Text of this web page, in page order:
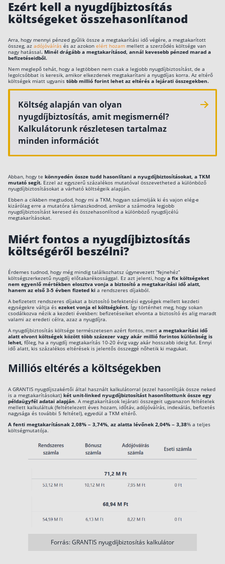
Rólunk
Kapcsolat
Karrier
Szabad felhasználású hitel
Hitelkiváltás
Vagyonbiztosítások
Kötelező biztosítás (KGFB)
Casco
Utasbiztosítás
Lakásbiztosítás: válaszok az 50 leggyakoribb
kérdésre
Minősített Fogyasztóbarát Otthonbiztosítás
útmutató
Adójóváírással
vegyes
életbiztosítás
5,00% 4,22% 3,72%
Groupama
Easy
Nyugdíjbiztosítás
nyugdíjbiztosításként)
9,55% 9,70% 9,13%
Groupama
Nyugdíjbiztosítás
(befektetési
egységekhez
kötött
nyugdíjbiztosításként)
1,89% –
2,98%
1,83% –
2,92%
Groupama
3,24% –
2,38% –
1,91% –
Groupama
Next
Nyugdíjbiztosítás
(hagyományos
nyugdíjbiztosításként)
9,55% 9,70% 9,13%
Groupama
Next
Nyugdíjbiztosítás
1,89% –
2,98%
1,83% –
2,92%
1,79% –
2,91%
rendszeres
díjas
nyugdíjbiztosítás
3
2,97% –
3,67%
2,78% –
3,47%
2,64% –
3,33%
PostaNyugdíj
Aranytartalék
4,48%
PostaNyugdíj
Prémium
2,77% 2,49% 2,25%
MetLife
Nyugdíjprogram
4,09% –
5,22%
3,31% –
4,48%
MetLife
Nyugdíjprogram
€
4,05% –
4,92%
3,56% –
4,46%
3,16% –
4,06%
Motiva
3,50% –
5,24%
3,14% –
2,85% –
EUR Motiva
3,34% –
3,00% –
4,66%
2,75% –
5,39%
4,12% –
3,09% –
Ezért kell a nyugdíjbiztosítás
költségeket összehasonlítanod
Arra, hogy mennyi pénzed gyűlik össze a megtakarítási idő végére, a megtakarított
összeg, az adójóváírás és az azokon elért hozam mellett a szerződés költsége van
nagy hatással. Minél drágább a megtakarításod, annál kevesebb pénzed marad a
befizetéseidből.
Nem meglepő tehát, hogy a legtöbben nem csak a legjobb nyugdíjbiztosítást, de a
legolcsóbbat is keresik, amikor elkezdenek megtakarítani a nyugdíjas korra. Az eltérő
költségek miatt ugyanis több millió forint lehet az eltérés a lejárati összegekben.
Költség alapján van olyan
nyugdíjbiztosítás, amit megismernél?
Kalkulátorunk részletesen tartalmaz
minden információt
Abban, hogy te könnyedén össze tudd hasonlítani a nyugdíjbiztosításokat, a TKM
mutató segít. Ezzel az egyszerű százalékos mutatóval összevetheted a különböző
nyugdíjbiztosításokat a várható költségeik alapján.
Ebben a cikkben megtudod, hogy mi a TKM, hogyan számolják ki és vajon elég-e
kizárólag erre a mutatóra támaszkodnod, amikor a számodra legjobb
nyugdíjbiztosítást keresed és összehasonlítod a különböző nyugdíjcélú
megtakarításokat.
Miért fontos a nyugdíjbiztosítás
költségéről beszélni?
Érdemes tudnod, hogy még mindig találkozhatsz úgynevezett “fejnehéz”
költségszerkezetű nyugdíj előtakarékossággal. Ez azt jelenti, hogy a fix költségeket
nem egyenlő mértékben elosztva vonja a biztosító a megtakarítási idő alatt,
hanem az első 3-5 évben fizeted ki a rendszeres díjakból.
A befizetett rendszeres díjakat a biztosító befektetési egységek mellett kezdeti
egységekre váltja és ezeket vonja el költségként. Így történhet meg, hogy sokan
csodálkozva nézik a kezdeti években: befizetéseiket elvonta a biztosító és alig maradt
valami az eredeti célra, azaz a nyugdíjra.
A nyugdíjbiztosítás költsége természetesen azért fontos, mert a megtakarítási idő
alatt elvont költségek között több százezer vagy akár millió forintos különbség is
lehet, főleg, ha a nyugdíj megtakarítás 10-20 évig vagy akár hosszabb ideig fut. Ennyi
idő alatt, kis százalékos eltérések is jelentős összeggé nőhetik ki magukat.
Milliós eltérés a költségekben
A GRANTIS nyugdíjszakértői által használt kalkulátorral (ezzel hasonlítják össze neked
is a megtakarításokat) két unit-linked nyugdíjbiztosítást hasonlítottunk össze egy
példaügyfél adatai alapján. A megtakarítások lejárati összegeit ugyanazon feltételek
mellett kalkuláltuk (feltételezett éves hozam, időtáv, adójóváírás, indexálás, befizetés
nagysága és további 5 feltétel), egyedül a TKM eltérő.
A fenti megtakarításnak 2,08% – 3,74%, az alatta lévőnek 2,04% – 3,38% a teljes
költségmutatója.
Forrás: GRANTIS nyugdíjbiztosítás kalkulátor